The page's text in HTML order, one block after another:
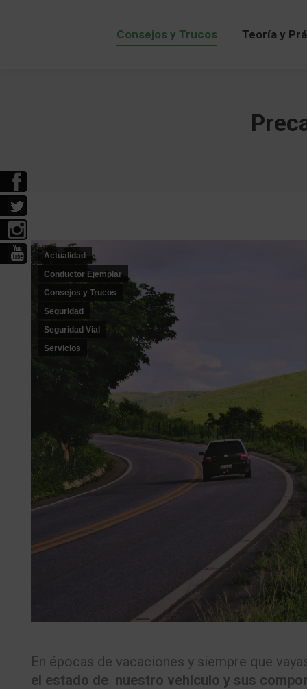
Consejos y Trucos Teoría y
Actualidad
Conductor Ejemplar
Consejos y Trucos
Seguridad
Seguridad Vial
Servicios
En épocas de vacaciones y siempre que
el estado de nuestro vehículo y sus
Consejos y Trucos Teoría y